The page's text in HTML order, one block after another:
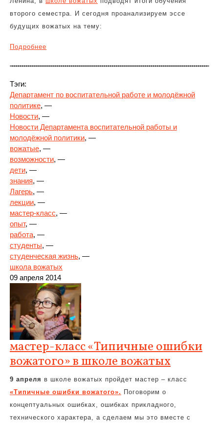
второго семестра. И сегодня проанализируем эссе
будущих вожатых на тему:
Подробнее
Тэги:
Департамент по воспитательной работе и молодёжной
политике, —
Новости, —
Новости Департамента воспитательной работы и
молодёжной политики, —
вожатые, —
возможности, —
дети, —
знания, —
Лагерь, —
лекции, —
мастер-класс, —
опыт, —
работа, —
студенты, —
студенческая жизнь, —
школа вожатых
09 апреля 2014
мастер-класс «Типичные ошибки
вожатого» в школе вожатых
9 апреля в школе вожатых пройдет мастер – класс
«Типичные ошибки вожатого». Поговорим о
концептуальных ошибках, ошибках прикладного,
технического характера, а сделаем мы это вместе с